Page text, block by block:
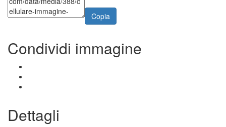
Copia
Condividi immagine
Dettagli